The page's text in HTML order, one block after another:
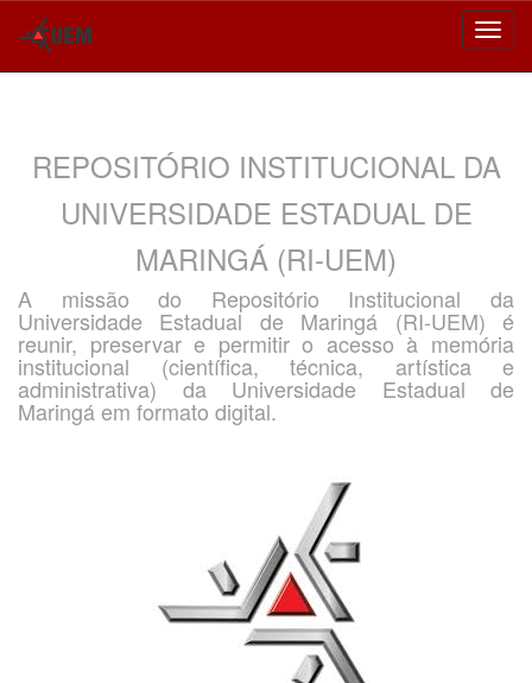
REPOSITÓRIO INSTITUCIONAL DA
UNIVERSIDADE ESTADUAL DE
MARINGÁ (RI-UEM)
A missão do Repositório Institucional da
Universidade Estadual de Maringá (RI-UEM) é
reunir, preservar e permitir o acesso à memória
institucional (científica, técnica, artística e
administrativa) da Universidade Estadual de
Maringá em formato digital.